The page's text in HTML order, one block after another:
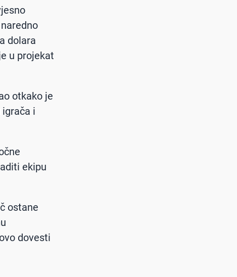
dolara
u projekat
otkako je
i
ekipu
ostane
dovesti